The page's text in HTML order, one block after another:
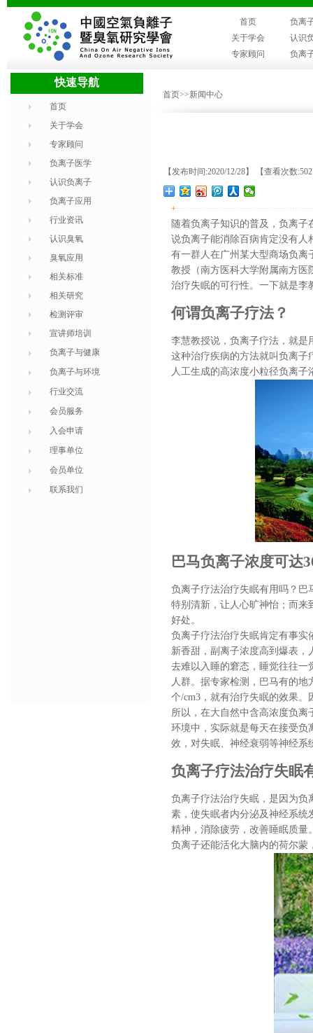
首页
负离
关于学会
认识
专家顾问
负离
快速导航
首页
关于学会
专家顾问
负离子医学
认识负离子
负离子应用
行业资讯
认识臭氧
臭氧应用
相关标准
相关研究
检测评审
宣讲师培训
负离子与健康
负离子与环境
行业交流
会员服务
入会申请
理事单位
会员单位
联系我们
首页>>新闻中心
【发布时间:2020/12/28】 【查看次数
+
随着负离子知识的普及，负离
说负离子能消除百病肯定没有人
有一群人在广州某大型商场负离
教授（南方医科大学附属南方医
治疗失眠的可行性。一下就是李
何谓负离子疗法？
李慧教授说，负离子疗法，就是
这种治疗疾病的方法就叫负离子
人工生成的高浓度小粒径负离子
巴马负离子浓度可达
负离子疗法治疗失眠有用吗？巴
特别清新，让人心旷神怡；而来
好处。
负离子疗法治疗失眠肯定有事实
新香甜，副离子浓度高到爆表
去难以入睡的窘态，睡觉往往一
人群。据专家检测，巴马有的地
个/cm3，就有治疗失眠的效果
所以，在大自然中含高浓度负
环境中，实际就是每天在接受负
效，对失眠、神经衰弱等神经系
负离子疗法治疗失眠
负离子疗法治疗失眠，是因为负
素，使失眠者内分泌及神经系统
精神，消除疲劳，改善睡眠质量
负离子还能活化大脑内的荷尔蒙